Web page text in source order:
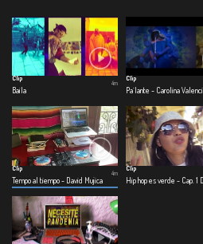
Clip
Baila
4m
Clip
Clip
Tempo al tiempo - David Mujica
4m
Clip